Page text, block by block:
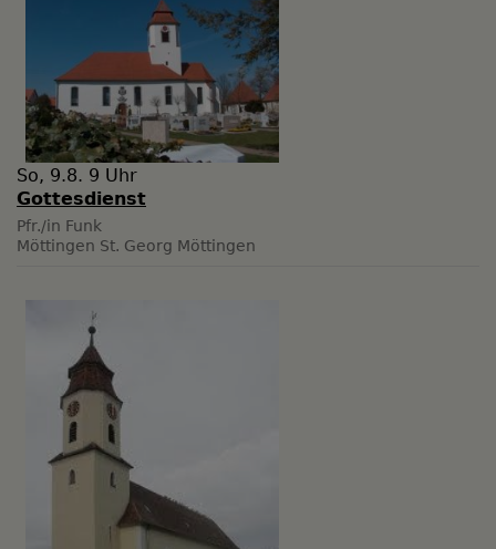
So, 9.8. 9 Uhr
Gottesdienst
Pfr./in Funk
Möttingen St. Georg Möttingen